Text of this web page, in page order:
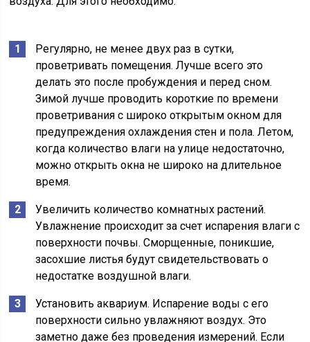
Регулярно, не менее двух раз в сутки,
проветривать помещения. Лучше всего это
делать это после пробуждения и перед сном.
Зимой лучше проводить короткие по времени
проветривания с широко открытым окном для
предупреждения охлаждения стен и пола. Летом,
когда количество влаги на улице недостаточно,
можно открыть окна не широко на длительное
время.
Увеличить количество комнатных растений.
Увлажнение происходит за счет испарения влаги с
поверхности почвы. Сморщенные, поникшие,
засохшие листья будут свидетельствовать о
недостатке воздушной влаги.
Установить аквариум. Испарение воды с его
поверхности сильно увлажняют воздух. Это
заметно даже без проведения измерений. Если